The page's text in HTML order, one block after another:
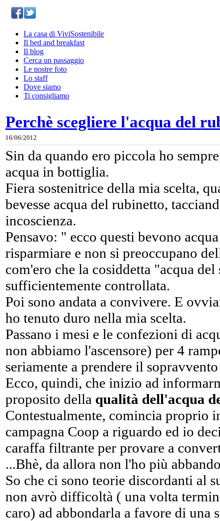
La casa di ViviSostenibile
Il bed and breakfast
Il blog
Cerca un passaggio
Le nostre foto
Lo staff
Dove siamo
Ti consigliamo
Perchè scegliere l'acqua del
16/06/2012
Sin da quando ero piccola ho
acqua in bottiglia.
Fiera sostenitrice della mia scelta,
bevesse acqua del rubinetto,
incoscienza.
Pensavo: " ecco questi bevono
risparmiare e non si preoccupano
com'ero che la cosiddetta "acqua
sufficientemente controllata.
Poi sono andata a convivere. E
ho tenuto duro nella mia scelta.
Passano i mesi e le confezioni di
non abbiamo l'ascensore) per 4
seriamente a prendere il
Ecco, quindi, che inizio ad
proposito della qualità dell'acqua
Contestualmente, comincia proprio
campagna Coop a riguardo ed io
caraffa filtrante per provare a
...Bhè, da allora non l'ho più
So che ci sono teorie discordanti al
non avrò difficoltà ( una volta
caro) ad abbondarla a favore di